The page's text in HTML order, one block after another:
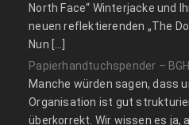
North Face“ Winterjacke und
neuen reflektierenden „The
Nun […]
Papierhandtuchspender –
Manche würden sagen, dass
Organisation ist gut
überkorrekt. Wir wissen es ja,